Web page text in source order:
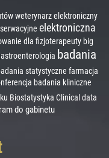
weterynarzelektroniczny
elektroniczna
dla fizjoterapeuty big
badania
statystyczne farmacja
badania kliniczne
Biostatystyka Clinical data
do gabinetu